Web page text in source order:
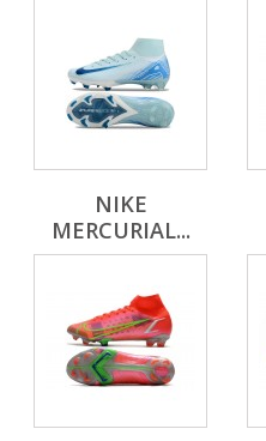
NIKE
MERCURIAL...